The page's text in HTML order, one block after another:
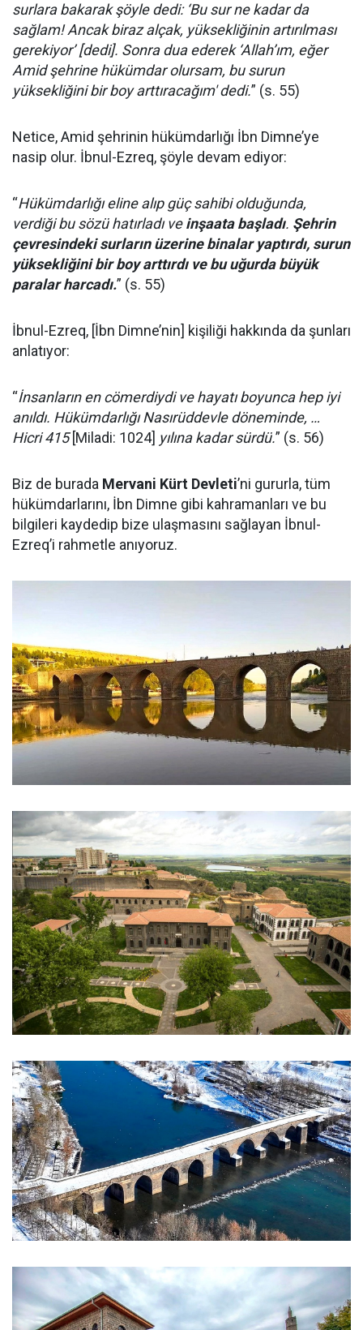
surlara bakarak şöyle dedi: ‘Bu sur ne kadar da
sağlam! Ancak biraz alçak, yüksekliğinin artırılması
gerekiyor’ [dedi]. Sonra dua ederek ‘Allah’ım, eğer
Amid şehrine hükümdar olursam, bu surun
yüksekliğini bir boy arttıracağım' dedi.” (s. 55)
Netice, Amid şehrinin hükümdarlığı İbn Dimne’ye
nasip olur. İbnul-Ezreq, şöyle devam ediyor:
“Hükümdarlığı eline alıp güç sahibi olduğunda,
verdiği bu sözü hatırladı veinşaata başladı. Şehrin
çevresindeki surların üzerine binalar yaptırdı, surun
yüksekliğini bir boy arttırdı ve bu uğurda büyük
paralar harcadı.” (s. 55)
İbnul-Ezreq, [İbn Dimne’nin] kişiliği hakkında da şunları
anlatıyor:
“İnsanların en cömerdiydi ve hayatı boyunca hep iyi
anıldı. Hükümdarlığı Nasırüddevle döneminde, …
Hicri 415[Miladi: 1024] yılına kadar sürdü.” (s. 56)
Biz de burada Mervani Kürt Devleti’ni gururla, tüm
hükümdarlarını, İbn Dimne gibi kahramanları ve bu
bilgileri kaydedip bize ulaşmasını sağlayan İbnul-
Ezreq’i rahmetle anıyoruz.